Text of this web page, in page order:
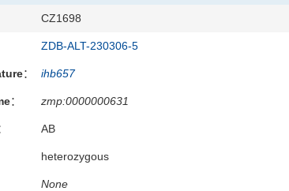
CZ1698
ZDB-ALT-230306-5
： ihb657
： zmp:0000000631
AB
heterozygous
None